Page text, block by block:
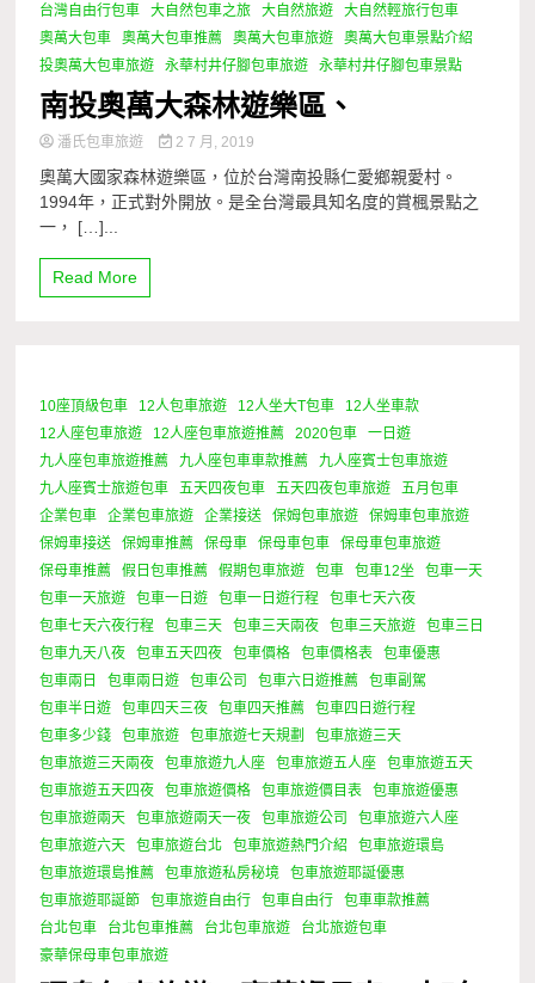
台灣自由行包車
大自然包車之旅 大自然旅遊
大自然輕旅行包車
奧萬大包車
奧萬大包車推薦 奧萬大包車旅遊
奧萬大包車景點介紹
投奧萬大包車旅遊
永華村井仔腳包車旅遊 永華村井仔腳包車景點
南投奧萬大森林遊樂區、
潘氏包車旅遊 2 7 月, 2019
奧萬大國家森林遊樂區，位於台灣南投縣仁愛鄉親愛村。
1994年，正式對外開放。是全台灣最具知名度的賞楓景點之
一， […]...
Read More
1 Minute
10座頂級包車 12人包車旅遊 12人坐大T包車
12人坐車款
12人座包車旅遊
12人座包車旅遊推薦 2020包車
一日遊
九人座包車旅遊推薦
九人座包車車款推薦
九人座賓士包車旅遊
九人座賓士旅遊包車
五天四夜包車 五天四夜包車旅遊
五月包車
企業包車
企業包車旅遊 企業接送 保姆包車旅遊
保姆車包車旅遊
保姆車接送
保姆車推薦 保母車 保母車包車
保母車包車旅遊
保母車推薦
假日包車推薦 假期包車旅遊 包車 包車12坐
包車一天
包車一天旅遊
包車一日遊 包車一日遊行程
包車七天六夜
包車七天六夜行程
包車三天 包車三天兩夜 包車三天旅遊
包車三日
包車九天八夜
包車五天四夜 包車價格 包車價格表
包車優惠
包車兩日
包車兩日遊 包車公司 包車六日遊推薦
包車副駕
包車半日遊
包車四天三夜 包車四天推薦
包車四日遊行程
包車多少錢
包車旅遊 包車旅遊七天規劃
包車旅遊三天
包車旅遊三天兩夜
包車旅遊九人座 包車旅遊五人座
包車旅遊五天
包車旅遊五天四夜
包車旅遊價格 包車旅遊價目表
包車旅遊優惠
包車旅遊兩天
包車旅遊兩天一夜 包車旅遊公司
包車旅遊六人座
包車旅遊六天
包車旅遊台北 包車旅遊熱門介紹
包車旅遊環島
包車旅遊環島推薦
包車旅遊私房秘境
包車旅遊耶誕優惠
包車旅遊耶誕節
包車旅遊自由行 包車自由行
包車車款推薦
台北包車
台北包車推薦 台北包車旅遊
台北旅遊包車
豪華保母車包車旅遊